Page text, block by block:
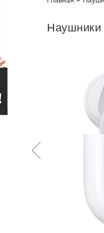
Наушники